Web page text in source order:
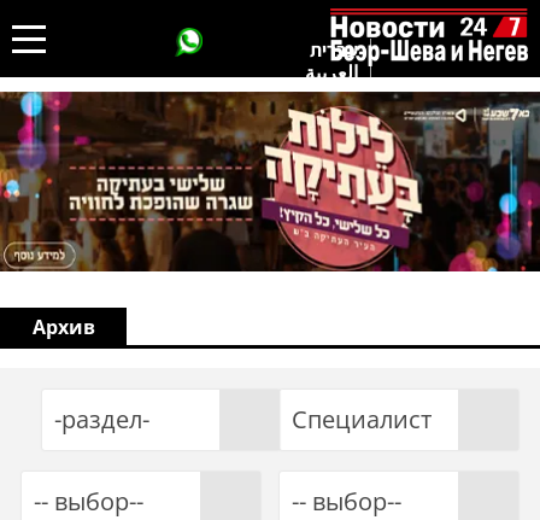
עברית
العربية
Архив
Специалист
-раздел-
-- выбор-- -- выбор--